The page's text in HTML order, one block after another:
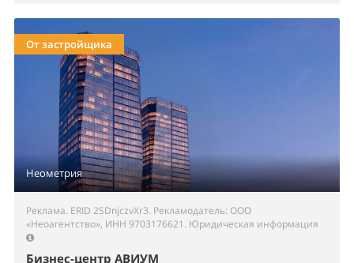
Неометрия
От застройщика
Реклама. ERID 2SDnjczvXr3. Рекламодатель: ООО
«Неоагентство», ИНН 9703176621. Юридическая информация
Бизнес-центр АВИУМ